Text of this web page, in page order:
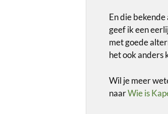
En die
geef ik een
met goede
het ook anders
Wil je meer
naarWie is